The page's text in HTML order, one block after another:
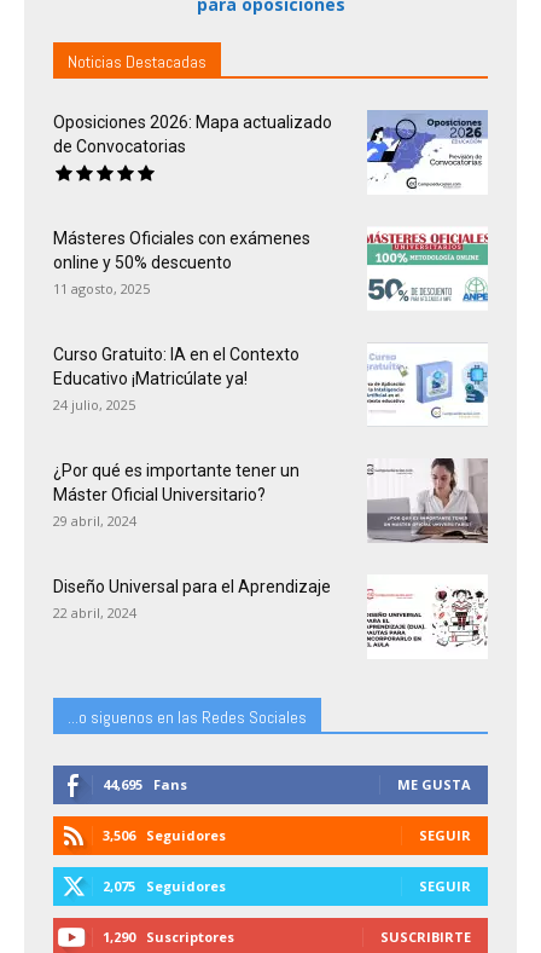
Noticias Destacadas
Oposiciones 2026: Mapa actualizado
de Convocatorias
Másteres Oficiales con exámenes
online y 50% descuento
11 agosto, 2025
Curso Gratuito: IA en el Contexto
Educativo ¡Matricúlate ya!
24 julio, 2025
¿Por qué es importante tener un
Máster Oficial Universitario?
29 abril, 2024
Diseño Universal para el Aprendizaje
22 abril, 2024
...o siguenos en las Redes Sociales
44,695 Fans ME GUSTA
3,506 Seguidores SEGUIR
2,075 Seguidores SEGUIR
1,290 Suscriptores SUSCRIBIRTE